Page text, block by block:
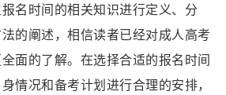
名时间的相关知识进行定义、分
的阐述，相信读者已经对成人高考
面的了解。在选择合适的报名时间
情况和备考计划进行合理的安排，